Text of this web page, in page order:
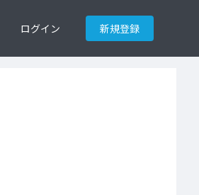
ログイン 新規登録